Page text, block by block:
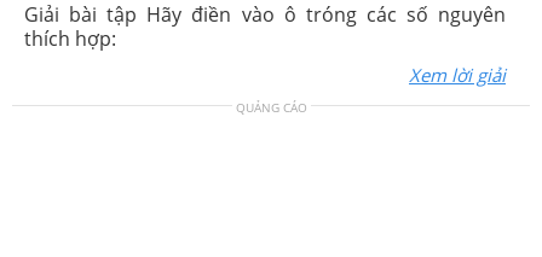
Giải bài tập Hãy điền vào ô tróng các số nguyên
thích hợp:
Xem lời giải
QUẢNG CÁO